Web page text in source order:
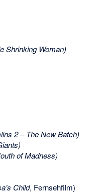
Shrinking Woman)
2 – The New Batch)
of Madness)
Child, Fernsehfilm)